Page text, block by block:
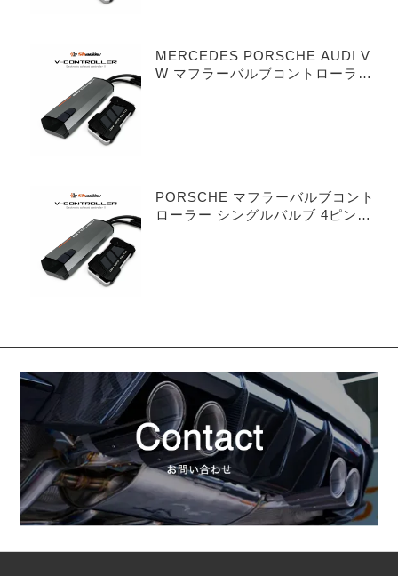
MERCEDES PORSCHE AUDI V
W マフラーバルブコントローラー
PORSCHE マフラーバルブコント
ローラー シングルバルブ 4ピンタ